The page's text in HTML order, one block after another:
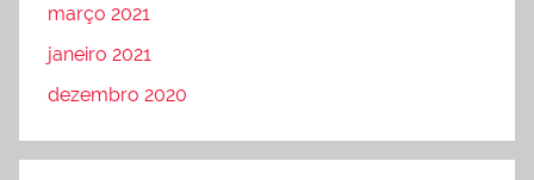
março 2021
janeiro 2021
dezembro 2020